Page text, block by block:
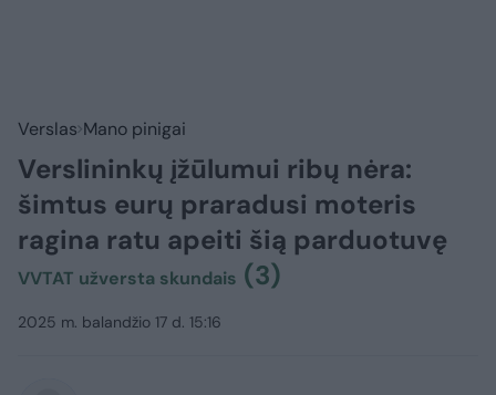
Verslas Mano pinigai
Verslininkų įžūlumui ribų nėra:
šimtus eurų praradusi moteris
ragina ratu apeiti šią parduotuvę
VVTAT užversta skundais (3)
2025 m. balandžio 17 d. 15:16